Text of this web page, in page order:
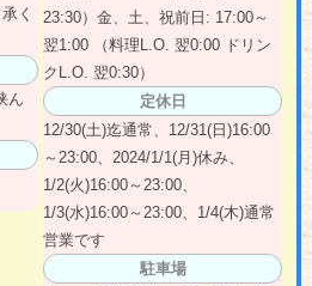
く
ん
23:30）金、土、祝前日: 17:00～
翌1:00 （料理L.O. 翌0:00 ドリン
クL.O. 翌0:30）
定休日
12/30(土)迄通常、12/31(日)16:00
～23:00、2024/1/1(月)休み、
1/2(火)16:00～23:00、
1/3(水)16:00～23:00、1/4(木)通常
営業です
駐車場